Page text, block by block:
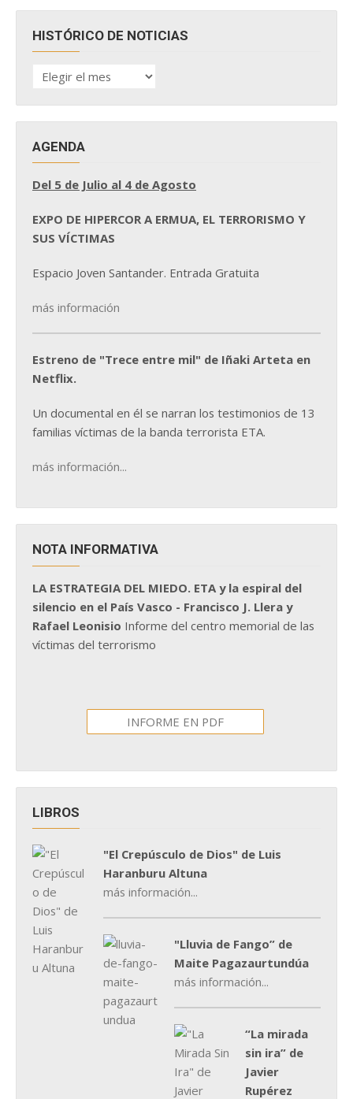
HISTÓRICO DE NOTICIAS
HISTÓRICO
DE
AGENDA
Del 5 de Julio al 4 de Agosto
EXPO DE HIPERCOR A ERMUA, EL TERRORISMO Y
SUS VÍCTIMAS
Espacio Joven Santander. Entrada Gratuita
más información
Estreno de "Trece entre mil" de Iñaki Arteta en
Netflix.
Un documental en él se narran los testimonios de 13
familias víctimas de la banda terrorista ETA.
más información...
NOTA INFORMATIVA
LA ESTRATEGIA DEL MIEDO. ETA y la espiral del
silencio en el País Vasco - Francisco J. Llera y
Rafael Leonisio Informe del centro memorial de las
víctimas del terrorismo
INFORME EN PDF
LIBROS
"El Crepúsculo de Dios" de Luis
Haranburu Altuna
más información...
"Lluvia de Fango” de
Maite Pagazaurtundúa
más información...
“La mirada
sin ira” de
Javier
Rupérez